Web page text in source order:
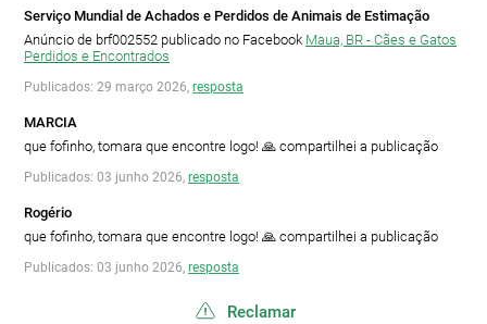
Serviço Mundial de Achados e Perdidos de Animais de Estimação
Anúncio de brf002552 publicado no Facebook Maua, BR - Cães e Gatos
Perdidos e Encontrados
Publicados: 29 março 2026, resposta
MARCIA
que fofinho, tomara que encontre logo! 🙏 compartilhei a publicação
Publicados: 03 junho 2026, resposta
Rogério
que fofinho, tomara que encontre logo! 🙏 compartilhei a publicação
Publicados: 03 junho 2026, resposta
Reclamar